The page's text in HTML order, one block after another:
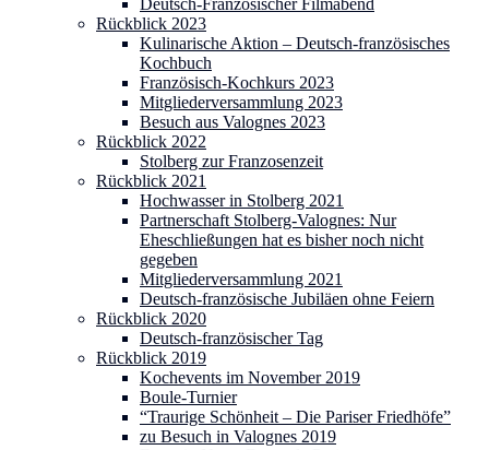
Deutsch-Französischer Filmabend
Rückblick 2023
Kulinarische Aktion – Deutsch-französisches
Kochbuch
Französisch-Kochkurs 2023
Mitgliederversammlung 2023
Besuch aus Valognes 2023
Rückblick 2022
Stolberg zur Franzosenzeit
Rückblick 2021
Hochwasser in Stolberg 2021
Partnerschaft Stolberg-Valognes: Nur
Eheschließungen hat es bisher noch nicht
gegeben
Mitgliederversammlung 2021
Deutsch-französische Jubiläen ohne Feiern
Rückblick 2020
Deutsch-französischer Tag
Rückblick 2019
Kochevents im November 2019
Boule-Turnier
“Traurige Schönheit – Die Pariser Friedhöfe”
zu Besuch in Valognes 2019